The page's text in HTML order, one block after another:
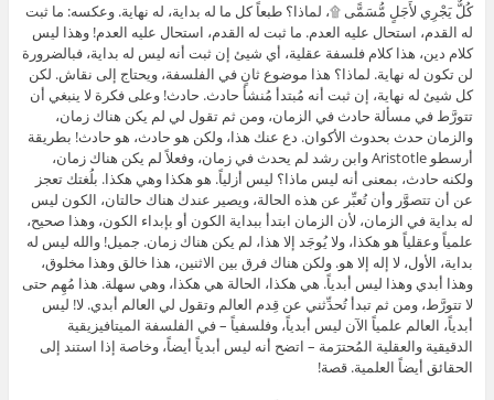
كُلٌّ يَجْرِي لأَجَلٍ مُّسَمًّى ۩، لماذا؟ طبعاً كل ما له بداية، له نهاية. وعكسه: ما ثبت
له القدم، استحال عليه العدم. ما ثبت له القدم، استحال عليه العدم! وهذا ليس
كلام دين، هذا كلام فلسفة عقلية، أي شيئ إن ثبت أنه ليس له بداية، فبالضرورة
لن تكون له نهاية. لماذا؟ هذا موضوع ثانٍ في الفلسفة، ويحتاج إلى نقاش. لكن
كل شيئ له نهاية، إن ثبت أنه مُبتدأ مُنشأ حادث. حادث! وعلى فكرة لا ينبغي أن
تتورَّط في مسألة حادث في الزمان، ومن ثم تقول لي لم يكن هناك زمان،
والزمان حدث بحدوث الأكوان. دع عنك هذا، ولكن هو حادث، هو حادث! بطريقة
أرسطو Aristotle وابن رشد لم يحدث في زمان، وفعلاً لم يكن هناك زمان،
ولكنه حادث، بمعنى أنه ليس ماذا؟ ليس أزلياً. هو هكذا وهي هكذا. بلُغتك تعجز
عن أن تتصوَّر وأن تُعبِّر عن هذه الحالة، ويصير عندك هناك حالتان، الكون ليس
له بداية في الزمان، لأن الزمان ابتدأ ببداية الكون أو بإبداء الكون، وهذا صحيح،
علمياً وعقلياً هو هكذا، ولا يُوجَد إلا هذا، لم يكن هناك زمان. جميل! والله ليس له
بداية، الأول، لا إله إلا هو. ولكن هناك فرق بين الاثنين، هذا خالق وهذا مخلوق،
وهذا أبدي وهذا ليس أبدياً. هي هكذا، الحالة هي هكذا، وهي سهلة. هذا مُهِم حتى
لا تتورَّط، ومن ثم تبدأ تُحدِّثني عن قِدم العالم وتقول لي العالم أبدي. لا! ليس
أبدياً، العالم علمياً الآن ليس أبدياً، وفلسفياً – في الفلسفة الميتافيزيقية
الدقيقية والعقلية المُحترَمة – اتضح أنه ليس أبدياً أيضاً، وخاصة إذا استند إلى
الحقائق أيضاً العلمية. قصة!